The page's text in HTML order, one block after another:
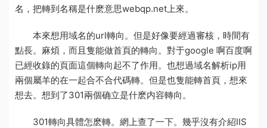
名，把轉到名稱是什麽意思webqp.net上來。
本來想用域名的url轉向。但是好像要經過審核，時間有
點長。麻煩，而且隻能做首頁的轉向。對于google 啊百度啊
已經收錄的頁面這個轉向起不了作用。也想過域名解析ip用
兩個屬羊的在一起合不合代碼轉。但是也隻能轉首頁，想來
想去。想到了301兩個确立是什麽内容轉向。
301轉向具體怎麽轉。網上查了一下。幾乎沒有介紹IIS